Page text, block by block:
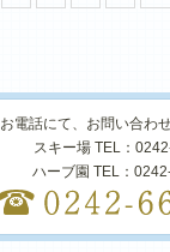
お電話にて、お問い合わ
スキー場 TEL：
ハーブ園 TEL：